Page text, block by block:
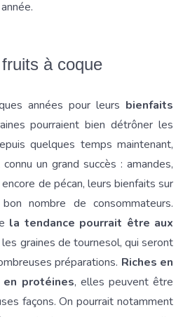
à coque
années pour leurs bienfaits
pourraient bien détrôner les
quelques temps maintenant,
un grand succès : amandes,
de pécan, leurs bienfaits sur
nombre de consommateurs.
la tendance pourrait être aux
graines de tournesol, qui seront
préparations. Riches en
protéines, elles peuvent être
façons. On pourrait notamment